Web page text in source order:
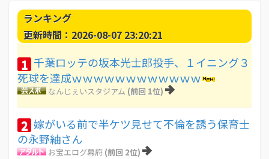
ランキング
更新時間：2026-08-07 23:20:21
1 千葉ロッテの坂本光士郎投手、１イニング３
死球を達成ｗｗｗｗｗｗｗｗｗｗｗｗ
なんじぇいスタジアム (前回 1位)
2 嫁がいる前で半ケツ見せて不倫を誘う保育士
の永野紬さん
お宝エログ幕府 (前回 2位)